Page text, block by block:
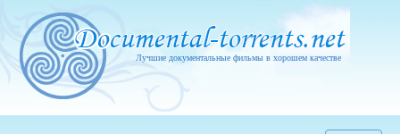
Лучшие документальные фильмы в хорошем качестве